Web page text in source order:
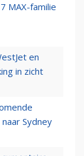
MAX-familie
en
in zicht
Sydney